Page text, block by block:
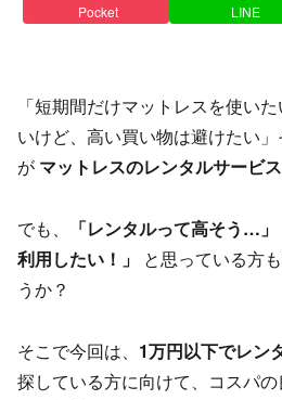
Pocket LINE
「短期間だけマットレスを使い
いけど、高い買い物は避けたい
が マットレスのレンタルサービス
でも、
「レンタルって高そう…
利用したい！」
と思っている方
うか？
そこで今回は、 1万円以下でレン
探している方に向けて、コスパ